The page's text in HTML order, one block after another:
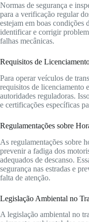
Normas de segurança e
para a verificação regular
estejam em boas condições
identificar e corrigir
falhas mecânicas.
Requisitos de
Para operar veículos de
requisitos de licenciamento
autoridades reguladoras.
e certificações específicas
Regulamentações sobre
As regulamentações sobre
prevenir a fadiga dos
adequados de descanso.
segurança nas estradas e
falta de atenção.
Legislação Ambiental no
A legislação ambiental no